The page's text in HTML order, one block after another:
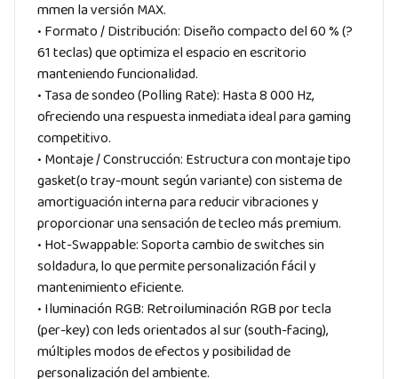
mmen la versión MAX.
• Formato / Distribución: Diseño compacto del 60 % (?
61 teclas) que optimiza el espacio en escritorio
manteniendo funcionalidad.
• Tasa de sondeo (Polling Rate): Hasta 8 000 Hz,
ofreciendo una respuesta inmediata ideal para gaming
competitivo.
• Montaje / Construcción: Estructura con montaje tipo
gasket(o tray-mount según variante) con sistema de
amortiguación interna para reducir vibraciones y
proporcionar una sensación de tecleo más premium.
• Hot-Swappable: Soporta cambio de switches sin
soldadura, lo que permite personalización fácil y
mantenimiento eficiente.
• Iluminación RGB: Retroiluminación RGB por tecla
(per-key) con leds orientados al sur (south-facing),
múltiples modos de efectos y posibilidad de
personalización del ambiente.